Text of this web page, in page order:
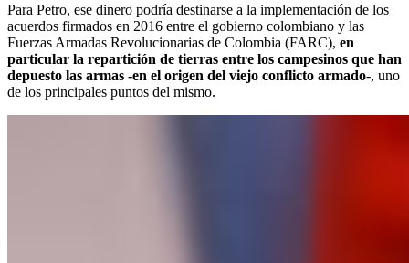
Para Petro, ese dinero podría destinarse a la implementación de los
acuerdos firmados en 2016 entre el gobierno colombiano y las
Fuerzas Armadas Revolucionarias de Colombia (FARC), en
particular la repartición de tierras entre los campesinos que han
depuesto las armas -en el origen del viejo conflicto armado-, uno
de los principales puntos del mismo.